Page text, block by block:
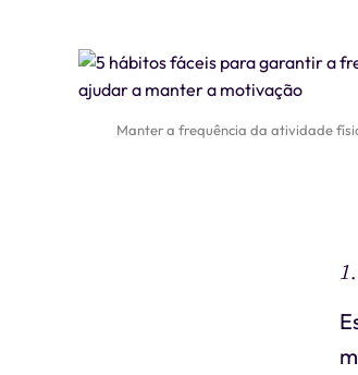
Manter a frequência da atividade